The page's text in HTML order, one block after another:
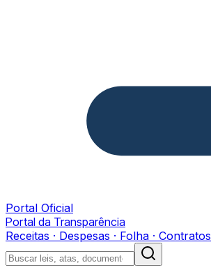
Portal Oficial
Portal da Transparência
Receitas · Despesas · Folha · Contratos